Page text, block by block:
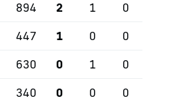
894 2 1 0
447 1 0 0
630 0 1 0
340 0 0 0